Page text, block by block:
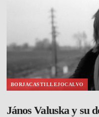
BORJACASTILLEJOCALVO
János Valuska y su